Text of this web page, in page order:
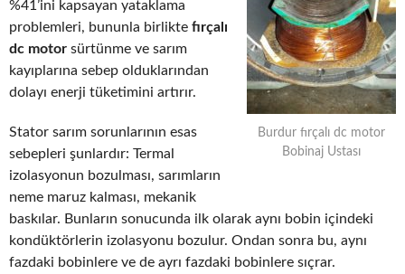
Burdur fırçalı dc motor
Bobinaj Ustası
%41’ini kapsayan yataklama
problemleri, bununla birlikte fırçalı
dc motor sürtünme ve sarım
kayıplarına sebep olduklarından
dolayı enerji tüketimini artırır.
Stator sarım sorunlarının esas
sebepleri şunlardır: Termal
izolasyonun bozulması, sarımların
neme maruz kalması, mekanik
baskılar. Bunların sonucunda ilk olarak aynı bobin içindeki
kondüktörlerin izolasyonu bozulur. Ondan sonra bu, aynı
fazdaki bobinlere ve de ayrı fazdaki bobinlere sıçrar.